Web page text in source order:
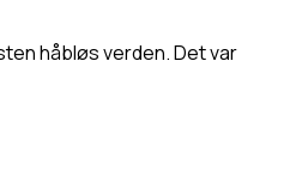
håbløs verden. Det var